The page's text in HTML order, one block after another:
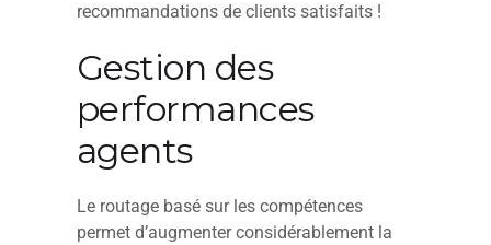
recommandations de clients satisfaits !
Gestion des
performances
agents
Le routage basé sur les compétences
permet d’augmenter considérablement la